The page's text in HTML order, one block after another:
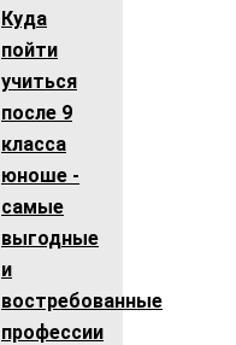
Куда
пойти
учиться
после 9
класса
юноше -
самые
выгодные
и
востребованные
профессии